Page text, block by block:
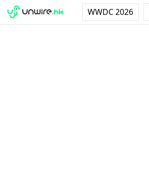
WWDC 2026